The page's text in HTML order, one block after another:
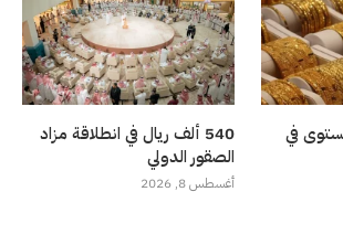
في
540 ألف ريال في انطلاقة مزاد
الصقور الدولي
أغسطس 8, 2026